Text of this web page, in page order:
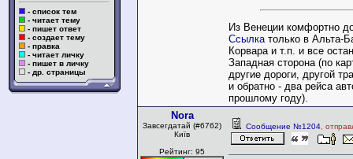
- список тем
- читает тему
- пишет ответ
- создает тему
- правка
- читает личку
- пишет в личку
- др. страницы
Из Венеции комфортно
Ссылка только в Альта-
Корвара и т.п. и все
Западная сторона (по
другие дороги, другой
и обратно - два рейса
прошлому году).
Nora
Завсегдатай (#6762)
Київ
Рейтинг: 95
Сообщение №1204 ,